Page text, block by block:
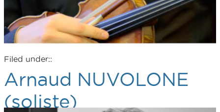
Filed under::
Arnaud NUVOLONE
(soliste)